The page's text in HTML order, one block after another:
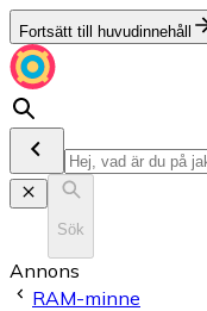
Fortsätt till huvudinnehåll
Sök
Annons
RAM-minne